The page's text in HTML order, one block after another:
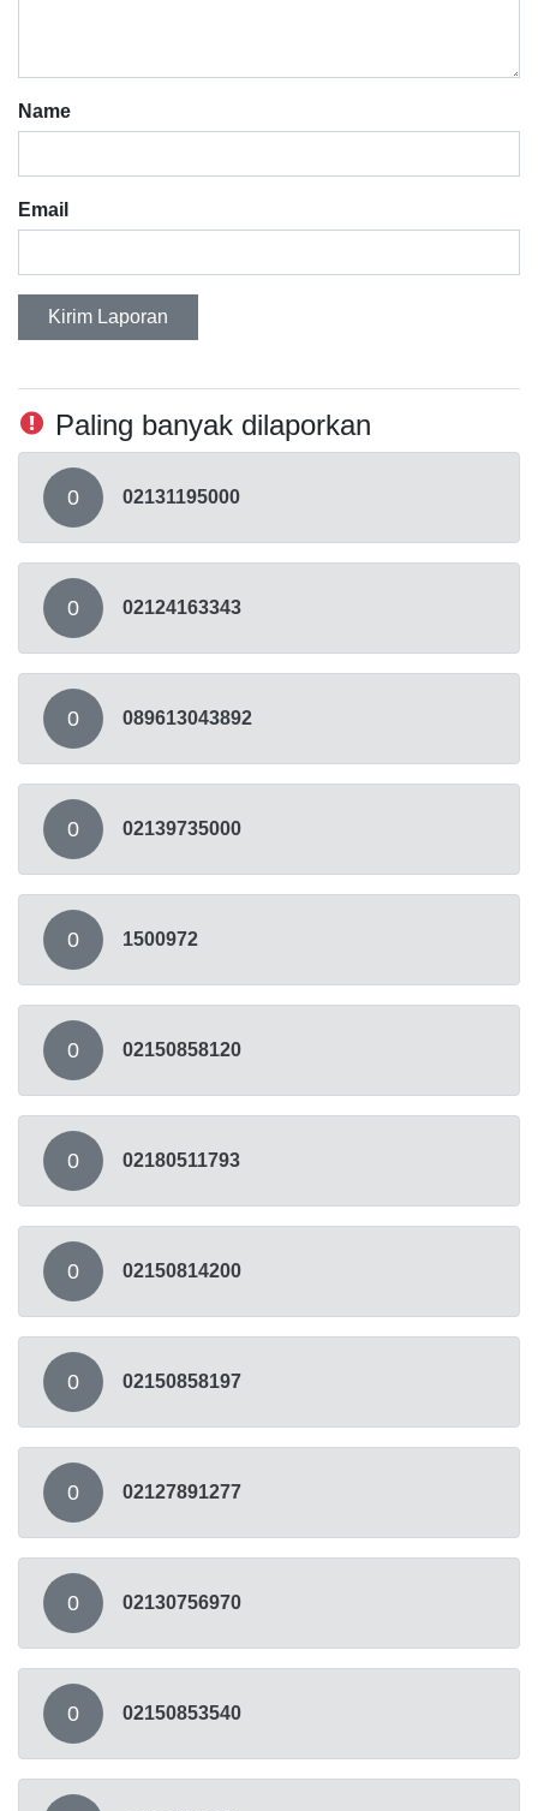
Name
Email
Kirim Laporan
Paling banyak dilaporkan
0 02131195000
0 02124163343
0 089613043892
0 02139735000
0 1500972
0 02150858120
0 02180511793
0 02150814200
0 02150858197
0 02127891277
0 02130756970
0 02150853540